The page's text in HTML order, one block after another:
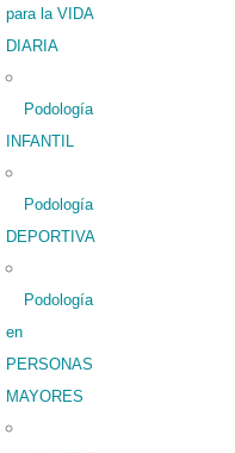
para la VIDA
DIARIA
Podología
INFANTIL
Podología
DEPORTIVA
Podología
en
PERSONAS
MAYORES